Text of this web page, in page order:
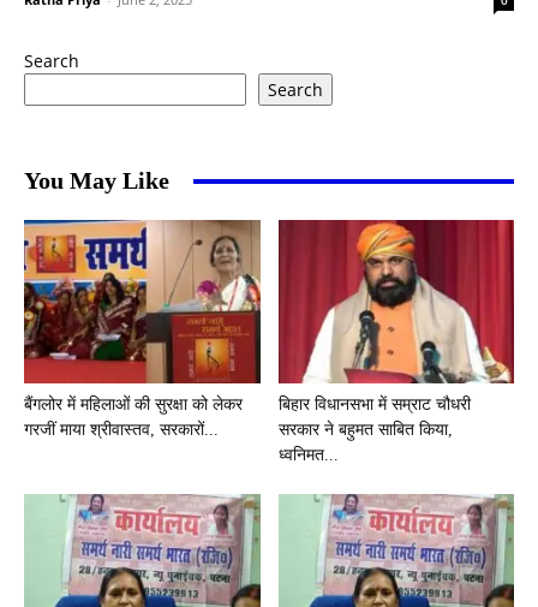
Search
Search
You May Like
बैंगलोर में महिलाओं की सुरक्षा को लेकर
गरजीं माया श्रीवास्तव, सरकारों...
बिहार विधानसभा में सम्राट चौधरी
सरकार ने बहुमत साबित किया,
ध्वनिमत...